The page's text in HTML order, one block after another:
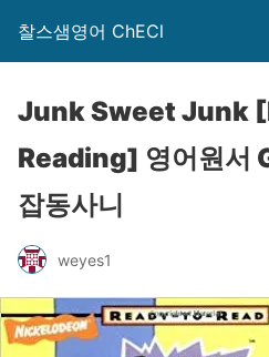
찰스샘영어 ChECl
Junk Sweet Junk
Reading] 영어원서
잡동사니
weyes1